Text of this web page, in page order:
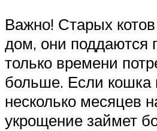
Важно! Старых
дом, они поддаются
только времени
больше. Если кошка
несколько месяцев
укрощение займет